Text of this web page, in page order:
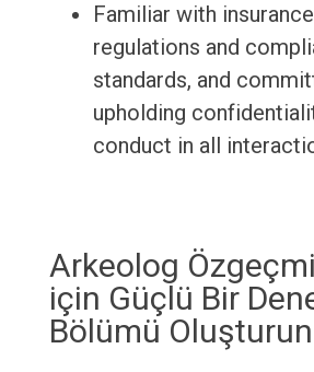
Familiar with
regulations and
standards, and
upholding
conduct in all
Arkeolog
için Güçlü Bir
Bölümü Oluşturun